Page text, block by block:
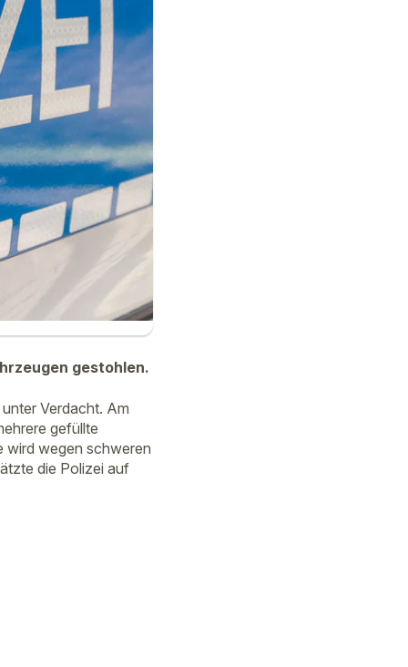
gestohlen.
Verdacht. Am
gefüllte
wird wegen schweren
die Polizei auf